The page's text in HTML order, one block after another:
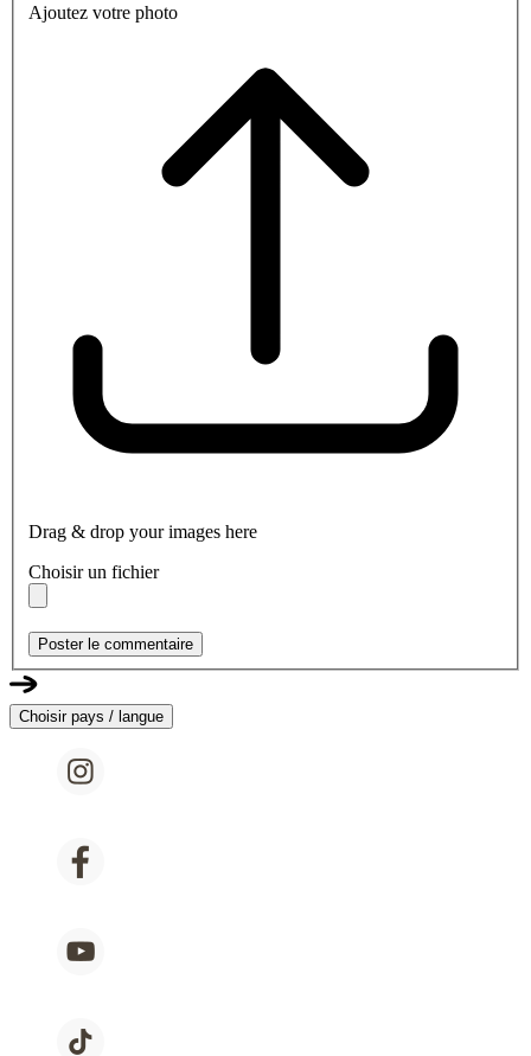
Ajoutez votre photo
Drag & drop your images here
Choisir un fichier
Poster le commentaire
Choisir pays / langue